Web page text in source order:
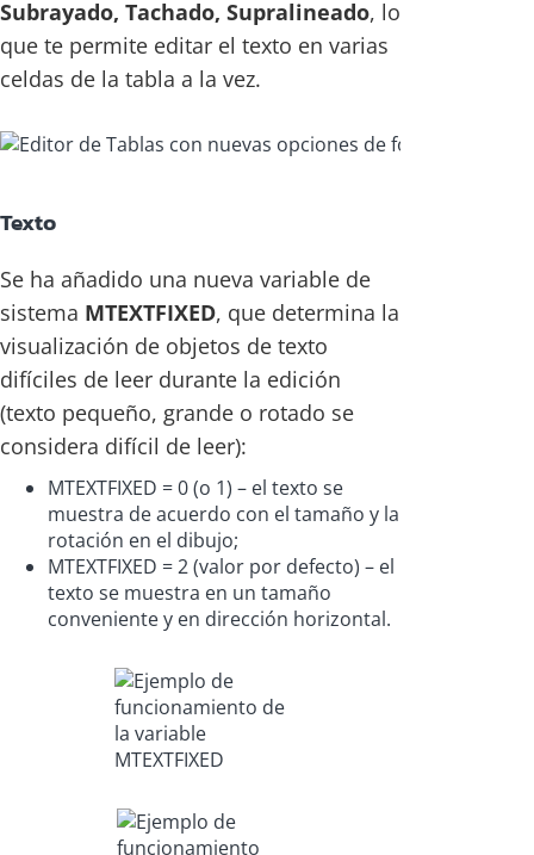
Subrayado, Tachado, Supralineado, lo
que te permite editar el texto en varias
celdas de la tabla a la vez.
Texto
Se ha añadido una nueva variable de
sistema MTEXTFIXED, que determina la
visualización de objetos de texto
difíciles de leer durante la edición
(texto pequeño, grande o rotado se
considera difícil de leer):
MTEXTFIXED = 0 (o 1) – el texto se
muestra de acuerdo con el tamaño y la
rotación en el dibujo;
MTEXTFIXED = 2 (valor por defecto) – el
texto se muestra en un tamaño
conveniente y en dirección horizontal.